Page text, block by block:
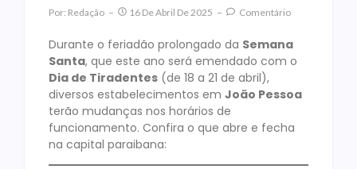
Por: Redação 16 De Abril De 2025 Comentário
Durante o feriadão prolongado da Semana
Santa, que este ano será emendado com o
Dia de Tiradentes (de 18 a 21 de abril),
diversos estabelecimentos em João Pessoa
terão mudanças nos horários de
funcionamento. Confira o que abre e fecha
na capital paraibana: